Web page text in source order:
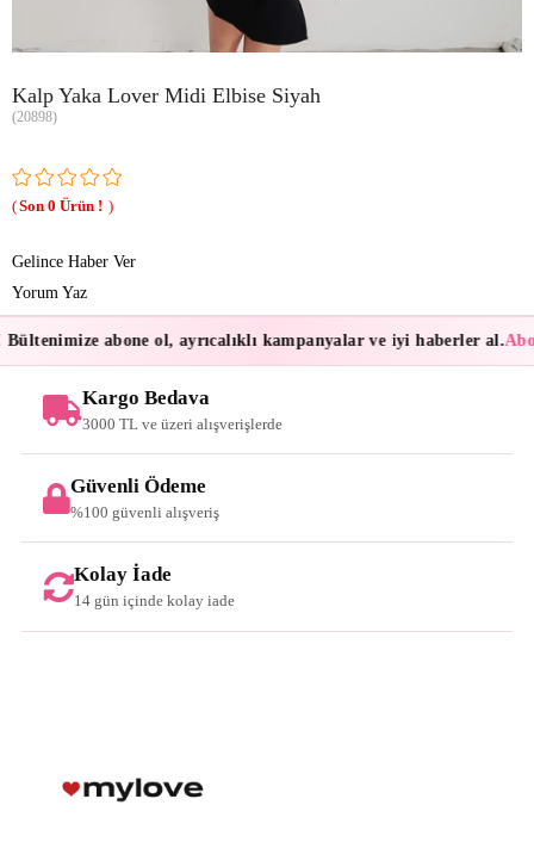
Kalp Yaka Lover Midi Elbise Siyah
(20898)
0
Gelince Haber Ver
Yorum Yaz
Bültenimize abone ol, ayrıcalıklı kampanyalar ve iyi haberler al.
Kargo Bedava
3000 TL ve üzeri alışverişlerde
Güvenli Ödeme
%100 güvenli alışveriş
Kolay İade
14 gün içinde kolay iade